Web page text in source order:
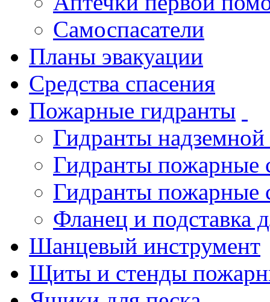
Самоспасатели
Планы эвакуации
Средства спасения
Пожарные гидранты
Гидранты
Гидранты пожарные
Гидранты пожарные
Фланец и подставка
Шанцевый инструмент
Щиты и стенды